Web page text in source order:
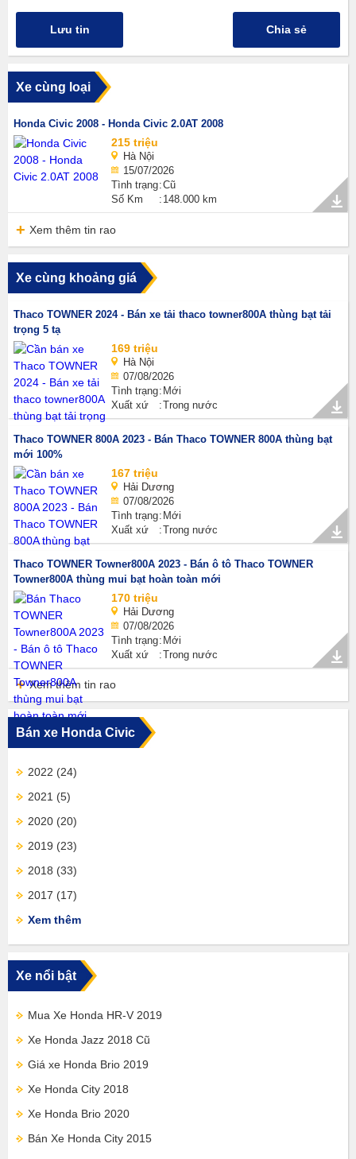
Lưu tin Chia sẻ
Xe cùng loại
Honda Civic 2008 - Honda Civic 2.0AT 2008
215 triệu
Hà Nội
15/07/2026
Tình trạng Cũ
Số Km
148.000 km
Xem thêm tin rao
Xe cùng khoảng giá
Thaco TOWNER 2024 - Bán xe tải thaco towner800A thùng bạt tải
trọng 5 tạ
169 triệu
Hà Nội
07/08/2026
Tình trạng Mới
Xuất xứ
Trong nước
Thaco TOWNER 800A 2023 - Bán Thaco TOWNER 800A thùng bạt
mới 100%
167 triệu
Hải Dương
07/08/2026
Tình trạng Mới
Xuất xứ
Trong nước
Thaco TOWNER Towner800A 2023 - Bán ô tô Thaco TOWNER
Towner800A thùng mui bạt hoàn toàn mới
170 triệu
Hải Dương
07/08/2026
Tình trạng Mới
Xuất xứ
Trong nước
Xem thêm tin rao
Bán xe Honda Civic
2022 (24)
2021 (5)
2020 (20)
2019 (23)
2018 (33)
2017 (17)
Xem thêm
Xe nổi bật
Mua Xe Honda HR-V 2019
Xe Honda Jazz 2018 Cũ
Giá xe Honda Brio 2019
Xe Honda City 2018
Xe Honda Brio 2020
Bán Xe Honda City 2015